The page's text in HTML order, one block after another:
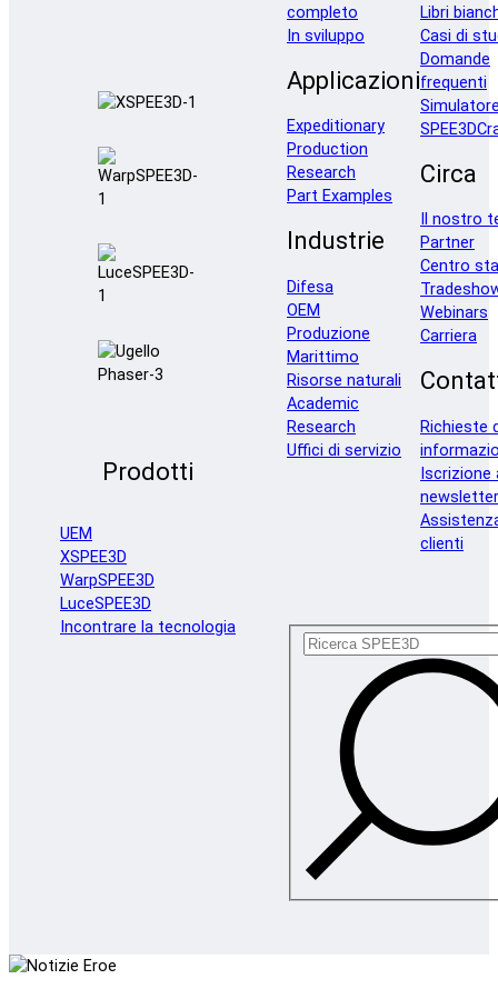
Prodotti
UEM
XSPEE3D
WarpSPEE3D
LuceSPEE3D
Incontrare la tecnologia
completo
In sviluppo
Applicazioni
Expeditionary
Production
Research
Part Examples
Industrie
Difesa
OEM
Produzione
Marittimo
Risorse naturali
Academic
Research
Uffici di servizio
Libri
Casi di
Domande
frequenti
Circa
Il nostro
Partner
Centro
Webinars
Carriera
Richieste
Iscrizione
newsletter
clienti